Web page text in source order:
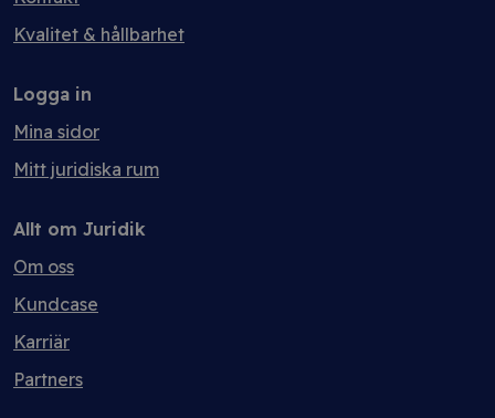
Kvalitet & hållbarhet
Logga in
Mina sidor
Mitt juridiska rum
Allt om Juridik
Om oss
Kundcase
Karriär
Partners